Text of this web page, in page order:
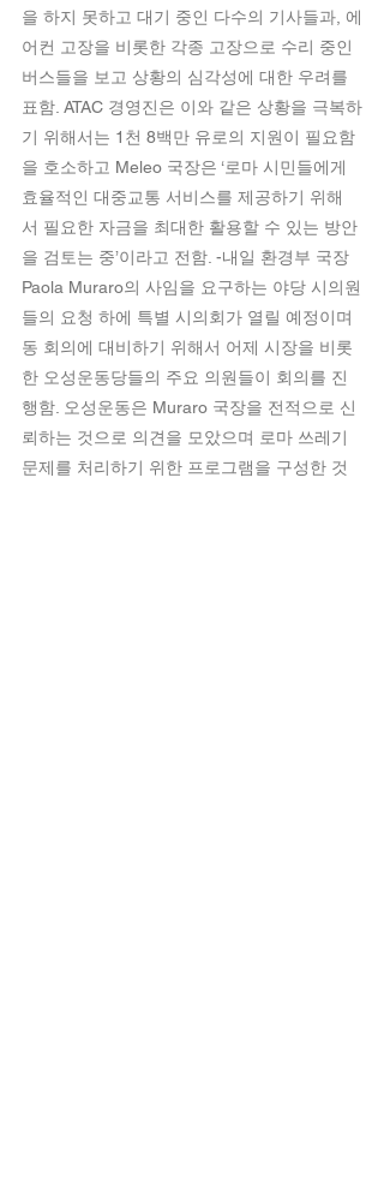
을 하지 못하고 대기 중인 다수의 기사들과, 에
어컨 고장을 비롯한 각종 고장으로 수리 중인
버스들을 보고 상황의 심각성에 대한 우려를
표함. ATAC 경영진은 이와 같은 상황을 극복하
기 위해서는 1천 8백만 유로의 지원이 필요함
을 호소하고 Meleo 국장은 ‘로마 시민들에게
효율적인 대중교통 서비스를 제공하기 위해
서 필요한 자금을 최대한 활용할 수 있는 방안
을 검토는 중’이라고 전함. -내일 환경부 국장
Paola Muraro의 사임을 요구하는 야당 시의원
들의 요청 하에 특별 시의회가 열릴 예정이며
동 회의에 대비하기 위해서 어제 시장을 비롯
한 오성운동당들의 주요 의원들이 회의를 진
행함. 오성운동은 Muraro 국장을 전적으로 신
뢰하는 것으로 의견을 모았으며 로마 쓰레기
문제를 처리하기 위한 프로그램을 구성한 것